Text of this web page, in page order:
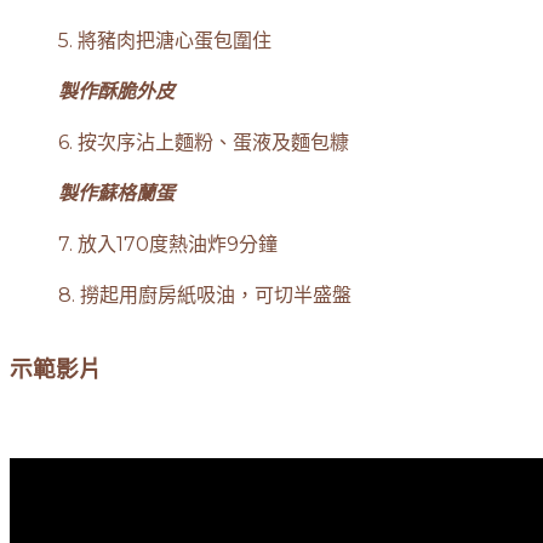
5. 將豬肉把溏心蛋包圍住
製作酥脆外皮
6. 按次序沾上麵粉、蛋液及麵包糠
製作蘇格蘭蛋
7. 放入170度熱油炸9分鐘
8. 撈起用廚房紙吸油，可切半盛盤
示範影片